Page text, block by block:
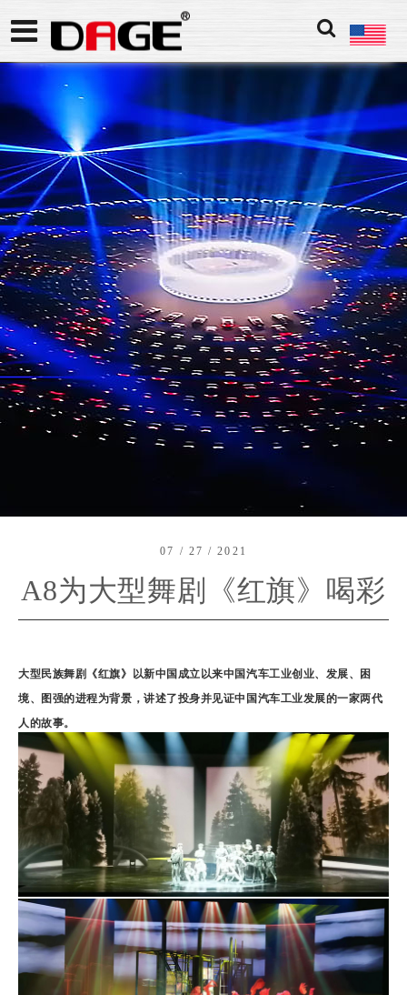
07 / 27 / 2021
A8为大型舞剧《红旗》喝彩
大型民族舞剧《红旗》以新中国成立以来中国汽车工业创业、发展、困
境、图强的进程为背景，讲述了投身并见证中国汽车工业发展的一家两代
人的故事。